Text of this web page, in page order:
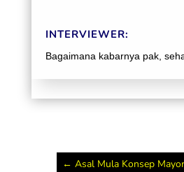
INTERVIEWER:
Bagaimana kabarnya pak,
Alhamdulillah.
← Asal Mula Konsep